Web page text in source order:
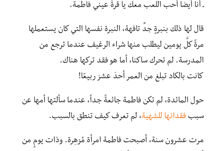
ـ أنا أيضا أحب اللعب معك يا قرةَ عيني فاطمة.
قال لها ذلك بنبرةٍ جدِّ تافهة، النبرة نفسها التي كان يستعملها
مرةً كلَّ يومين ليطلب منها شراء الرغيف عندما ترجع من
المدرسة. لم تحرك ساكنا، أما هو فقد تركها هناك.
كانت بالكاد تبلغ من العمر أحدَ عشرَ ربيعًا!
حول المائدة، لم تكن فاطمة جائعةً جداً، عندما سألتها أمها عن
سبب فقدانها للشهية، لم تعرف كيف تنطق بالسبب.
مرت عشرون سنة، أصبحت فاطمة امرأة مُزهِرة. وذات يومٍ من